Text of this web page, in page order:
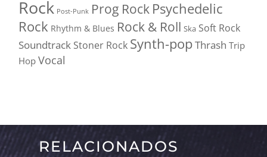
Rock Post-Punk Prog Rock Psychedelic
Rock Rhythm & Blues Rock & Roll Ska Soft Rock
Soundtrack Stoner Rock Synth-popThrash Trip
HopVocal
RELACIONADOS